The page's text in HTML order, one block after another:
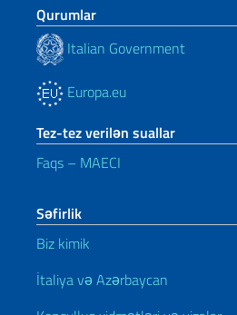
Qurumlar
Italian Government
Europa.eu
Tez-tez verilən suallar
Faqs – MAECI
Səfirlik
Biz kimik
İtaliya və Azərbaycan